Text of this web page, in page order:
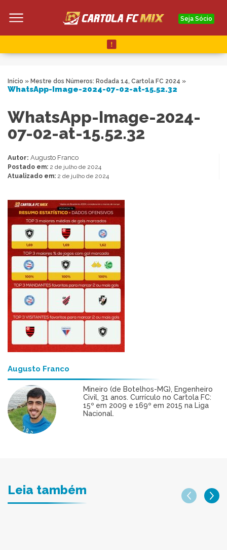
Seja Sócio
Início » Mestre dos Números: Rodada 14, Cartola FC 2024 »
WhatsApp-Image-2024-07-02-at-15.52.32
WhatsApp-Image-2024-
07-02-at-15.52.32
Autor: Augusto Franco
Postado em: 2 de julho de 2024
Atualizado em: 2 de julho de 2024
Augusto Franco
Mineiro (de Botelhos-MG), Engenheiro
Civil, 31 anos. Currículo no Cartola FC:
15º em 2009 e 169º em 2015 na Liga
Nacional.
Leia também